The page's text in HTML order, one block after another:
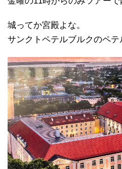
城ってか宮殿よな。
サンクトペテルブルクのペテ